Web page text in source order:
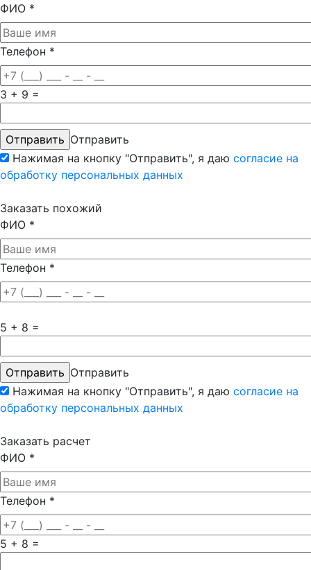
ФИО *
Телефон *
3 + 9 =
Отправить
Нажимая на кнопку "Отправить", я даю согласие на
обработку персональных данных
Заказать похожий
ФИО *
Телефон *
5 + 8 =
Отправить
Нажимая на кнопку "Отправить", я даю согласие на
обработку персональных данных
Заказать расчет
ФИО *
Телефон *
5 + 8 =